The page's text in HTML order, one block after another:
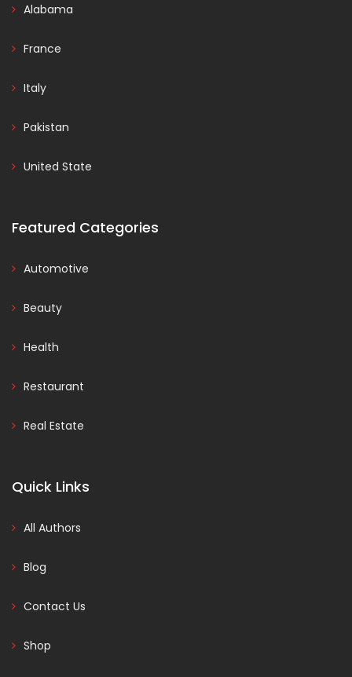
Alabama
France
Italy
Pakistan
United State
Featured Categories
Automotive
Beauty
Health
Restaurant
Real Estate
Quick Links
All Authors
Blog
Contact Us
Shop